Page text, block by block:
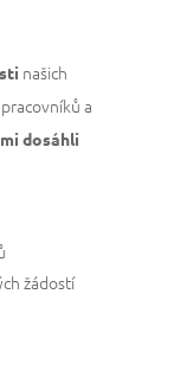
našich
a
dosáhli
žádostí